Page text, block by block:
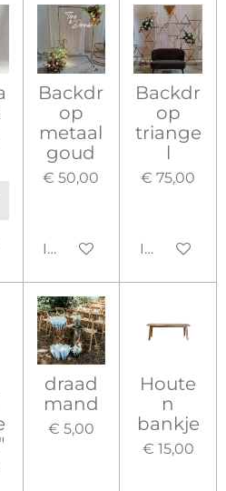
Backdr
op
metaal
goud
€ 50,00
In winkelwagen
Backdr
op
triange
l
€ 75,00
In
draad
mand
€ 5,00
Houte
n
bankje
€ 15,00